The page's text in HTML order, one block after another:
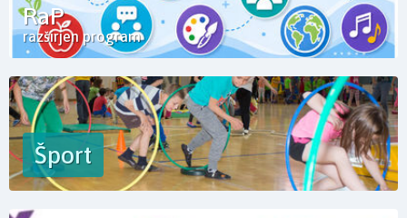
RaP
razširjen program
Šport